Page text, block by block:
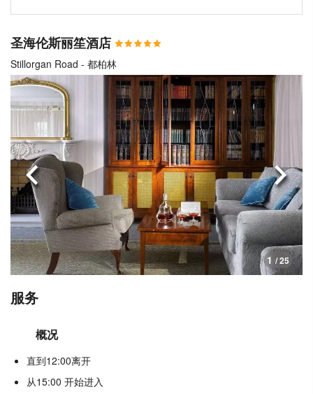
圣海伦斯丽笙酒店
Stillorgan Road - 都柏林
1 / 25
上一页 下一
服务
概况
直到12:00离开
从15:00 开始进入